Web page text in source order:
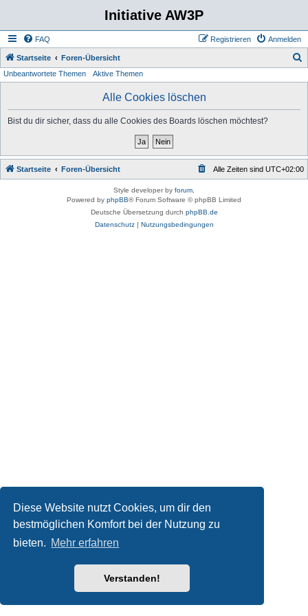
Diese Website nutzt Cookies, um dir den
bestmöglichen Komfort bei der Nutzung zu
bieten. Mehr erfahren
Verstanden!
Initiative AW3P
FAQ Anmelden
Registrieren
Startseite Foren-Übersicht
Unbeantwortete Themen Aktive Themen
Alle Cookies löschen
Bist du dir sicher, dass du alle Cookies des Boards löschen möchtest?
Startseite Foren-Übersicht Alle Zeiten sind UTC+02:00
Style developer by forum
Powered by phpBB® Forum Software © phpBB Limited
Deutsche Übersetzung durch phpBB.de
Datenschutz| Nutzungsbedingungen